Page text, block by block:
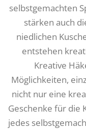
selbstgemachten
stärken auch
niedlichen
entstehen
Kreative
Möglichkeiten,
nicht nur eine
Geschenke für die
jedes